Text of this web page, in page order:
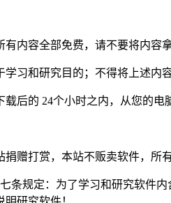
内容全部免费，请不要将内
习和研究目的；不得将上述内
后的 24个小时之内，从您的
赠打赏，本站不贩卖软件，所
条规定：为了学习和研究软件